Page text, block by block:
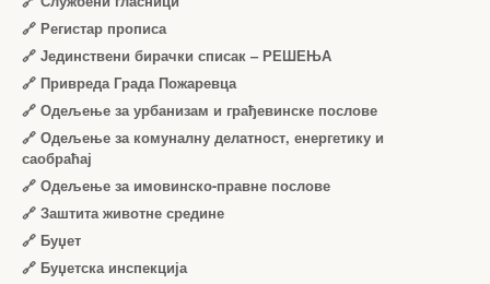
🔗 Регистар прописа
🔗 Јединствени бирачки списак – РЕШЕЊА
🔗 Привреда Града Пожаревца
🔗 Одељење за урбанизам и грађевинске послове
🔗 Одељење за комуналну делатност, енергетику и
саобраћај
🔗 Одељење за имовинско-правне послове
🔗 Заштита животне средине
🔗 Буџет
🔗 Буџетска инспекција